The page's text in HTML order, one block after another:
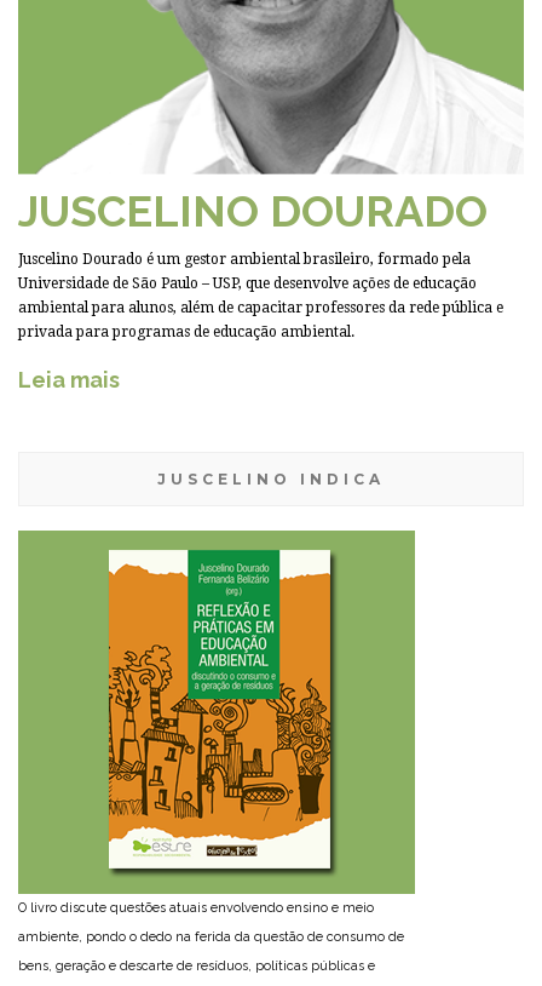
JUSCELINO DOURADO
Juscelino Dourado é um gestor ambiental brasileiro, formado pela
Universidade de São Paulo – USP, que desenvolve ações de educação
ambiental para alunos, além de capacitar professores da rede pública e
privada para programas de educação ambiental.
Leia mais
JUSCELINO INDICA
O livro discute questões atuais envolvendo ensino e meio
ambiente, pondo o dedo na ferida da questão de consumo de
bens, geração e descarte de resíduos, políticas públicas e